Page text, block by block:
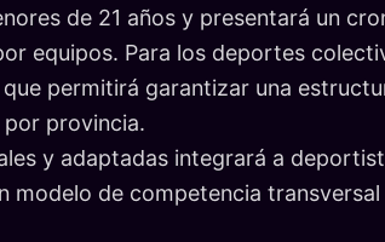
de 21 años y presentará un
equipos. Para los deportes
permitirá garantizar una
provincia.
y adaptadas integrará a
modelo de competencia